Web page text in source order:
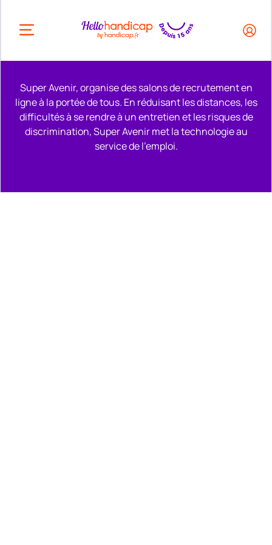
HEADER.OPEN_BUTTON
Super Avenir, organise des salons de recrutement en
ligne à la portée de tous. En réduisant les distances, les
difficultés à se rendre à un entretien et les risques de
discrimination, Super Avenir met la technologie au
service de l'emploi.